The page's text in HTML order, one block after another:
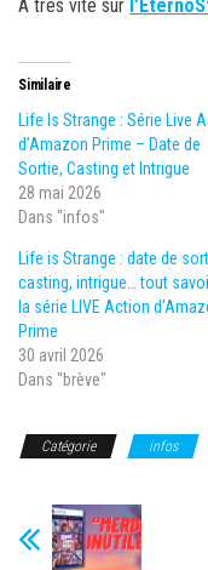
À très vite sur
Similaire
Life Is Strange : Série Live
d’Amazon Prime – Date de
Sortie, Casting et Intrigue
28 mai 2026
Dans "infos"
Life is Strange : date de
casting, intrigue… tout
la série LIVE Action
Prime
30 avril 2026
Dans "brève"
Catégorie infos